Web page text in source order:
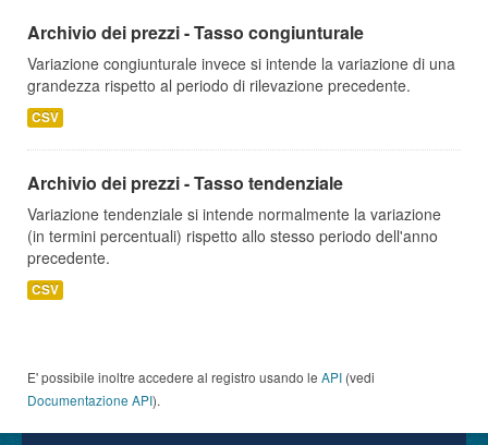
Archivio dei prezzi - Tasso congiunturale
Variazione congiunturale invece si intende la variazione di una
grandezza rispetto al periodo di rilevazione precedente.
CSV
Archivio dei prezzi - Tasso tendenziale
Variazione tendenziale si intende normalmente la variazione
(in termini percentuali) rispetto allo stesso periodo dell'anno
precedente.
CSV
E' possibile inoltre accedere al registro usando le API (vedi
Documentazione API).